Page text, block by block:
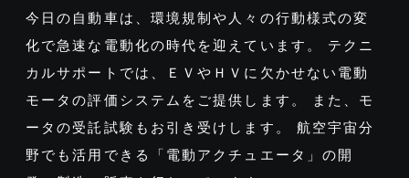
今日の自動車は、環境規制や人々の行動様式の変
化で急速な電動化の時代を迎えています。 テクニ
カルサポートでは、ＥＶやＨＶに欠かせない電動
モータの評価システムをご提供します。 また、モ
ータの受託試験もお引き受けします。 航空宇宙分
野でも活用できる「電動アクチュエータ」の開